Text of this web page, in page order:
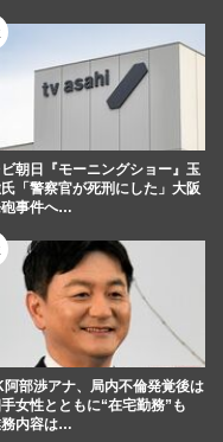
朝日『モーニングショー』玉
氏「警察官が死刑にした」大阪
砲事件へ…
阿部渉アナ、局内不倫発覚後は
女性とともに“在宅勤務”も
務内容は…